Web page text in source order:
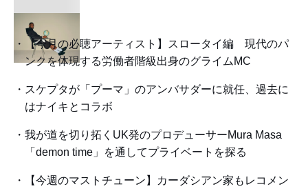
【今月の必聴アーティスト】スロータイ編 現代のパ
ンクを体現する労働者階級出身のグライムMC
スケプタが「プーマ」のアンバサダーに就任、過去に
はナイキとコラボ
我が道を切り拓くUK発のプロデューサーMura Masa
「demon time」を通してプライベートを探る
【今週のマストチューン】カーダシアン家もレコメン